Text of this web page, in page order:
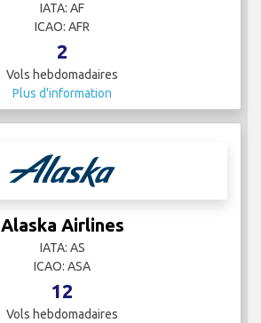
IATA: AF
ICAO: AFR
2
Vols hebdomadaires
Plus d'information
Alaska Airlines
IATA: AS
ICAO: ASA
12
Vols hebdomadaires